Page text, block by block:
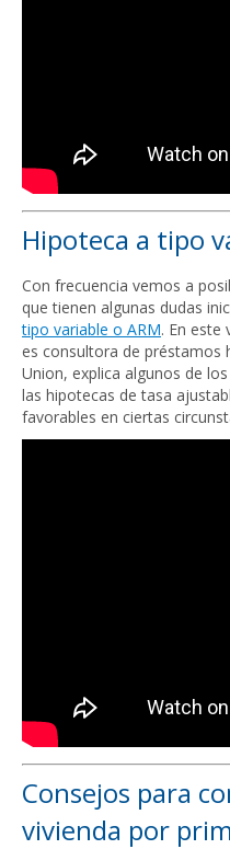
Hipoteca a tipo
Con frecuencia vemos a
que tienen algunas dudas
tipo variable o ARM. En este
es consultora de préstamos
Union, explica algunos de
las hipotecas de tasa
favorables en ciertas
Consejos para
vivienda por